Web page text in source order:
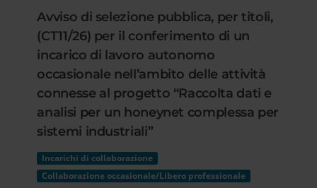
Avviso di selezione pubblica, per titoli,
(CT11/26) per il conferimento di un
incarico di lavoro autonomo
occasionale nell’ambito delle attività
connesse al progetto “Raccolta dati e
analisi per un honeynet complessa per
sistemi industriali”
Incarichi di collaborazione
Collaborazione occasionale/Libero professionale